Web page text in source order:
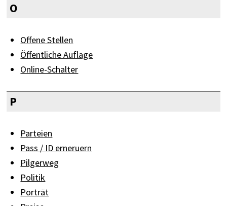
O
Offene Stellen
Öffentliche Auflage
Online-Schalter
P
Parteien
Pass / ID erneruern
Pilgerweg
Politik
Porträt